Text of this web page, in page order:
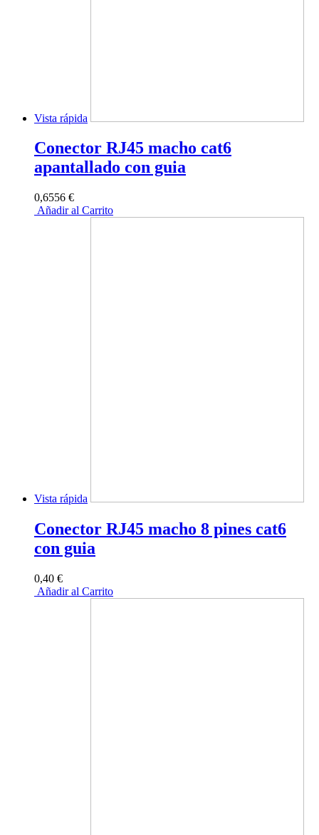
Vista rápida
Conector RJ45 macho cat6
apantallado con guia
0,6556 €
Añadir al Carrito
Vista rápida
Conector RJ45 macho 8 pines cat6
con guia
0,40 €
Añadir al Carrito